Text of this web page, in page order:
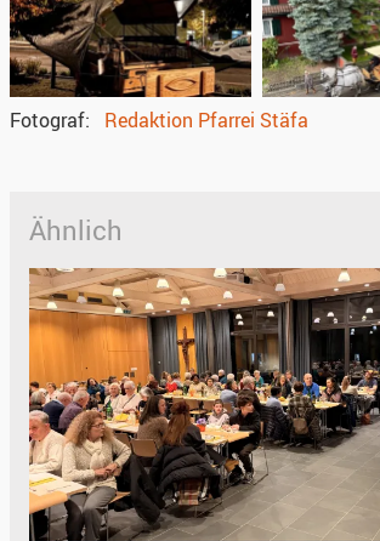
Fotograf Redaktion Pfarrei Stäfa
Ähnlich